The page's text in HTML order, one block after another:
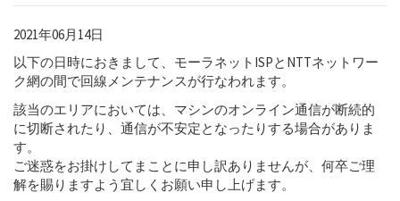
2021年06月14日
以下の日時におきまして、モーラネットISPとNTTネットワー
ク網の間で回線メンテナンスが行なわれます。
該当のエリアにおいては、マシンのオンライン通信が断続的
に切断されたり、通信が不安定となったりする場合がありま
す。
ご迷惑をお掛けしてまことに申し訳ありませんが、何卒ご理
解を賜りますよう宜しくお願い申し上げます。